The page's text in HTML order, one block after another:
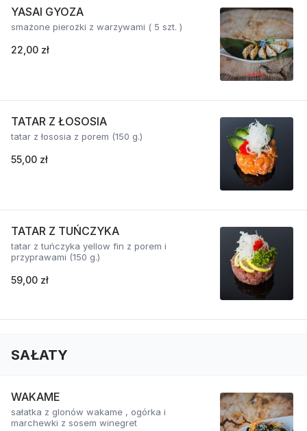
YASAI GYOZA
smażone pierożki z warzywami ( 5 szt. )
22,00 zł
TATAR Z ŁOSOSIA
tatar z łososia z porem (150 g.)
55,00 zł
TATAR Z TUŃCZYKA
tatar z tuńczyka yellow fin z porem i
przyprawami (150 g.)
59,00 zł
SAŁATY
WAKAME
sałatka z glonów wakame , ogórka i
marchewki z sosem winegret